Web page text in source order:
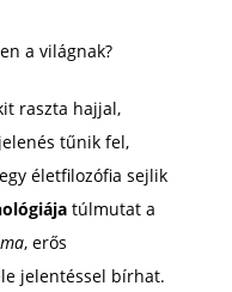
a világnak?
raszta hajjal,
tűnik fel,
életfilozófia sejlik
túlmutat a
, erős
jelentéssel bírhat.